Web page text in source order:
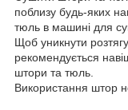
поблизу будь-яких
тюль в машині для
Щоб уникнути
рекомендується
штори та тюль.
Використання штор